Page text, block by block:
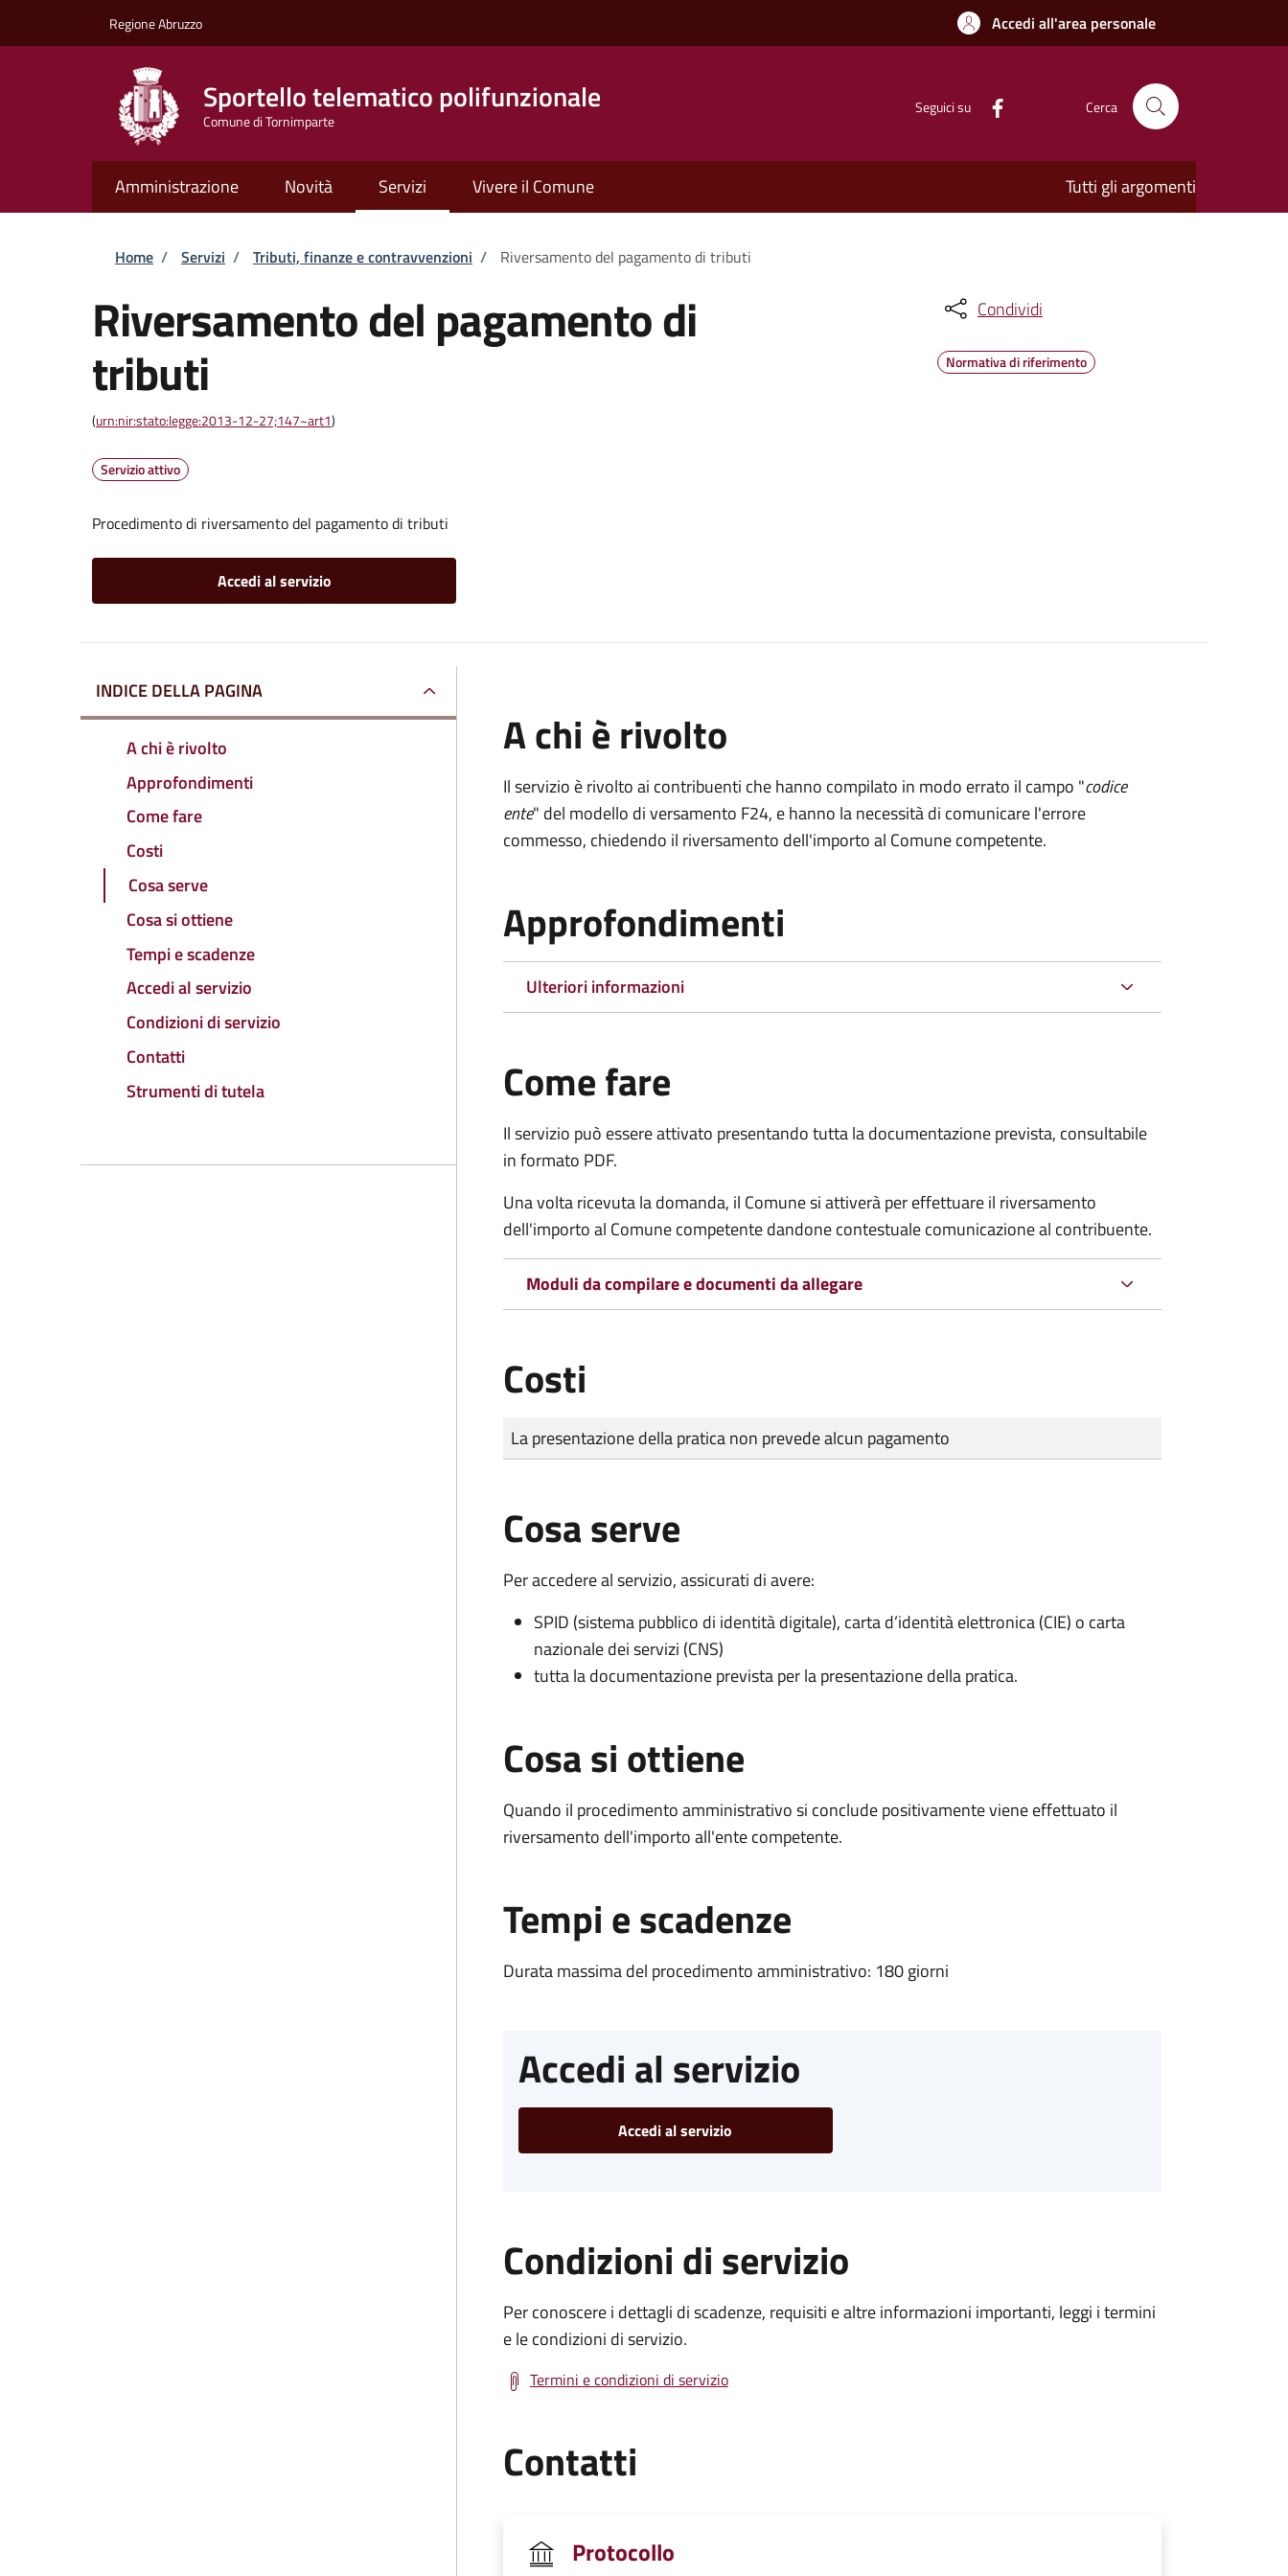
Regione Abruzzo Accedi all'area personale
Sportello telematico polifunzionale
Comune di Tornimparte
Seguici su Cerca
Amministrazione Novità Servizi Vivere il Comune Tutti gli argomenti
Briciole di pane
Home / Servizi / Tributi, finanze e contravvenzioni / Riversamento del pagamento di tributi
Riversamento del pagamento di
tributi
(urn:nir:stato:legge:2013-12-27;147~art1)
Servizio attivo
Procedimento di riversamento del pagamento di tributi
Accedi al servizio
Condividi
Normativa di riferimento
INDICE DELLA PAGINA
A chi è rivolto
Approfondimenti
Come fare
Costi
Cosa serve
Cosa si ottiene
Tempi e scadenze
Accedi al servizio
Condizioni di servizio
Contatti
Strumenti di tutela
A chi è rivolto
Il servizio è rivolto ai contribuenti che hanno compilato in modo errato il campo "codice
ente" del modello di versamento F24, e hanno la necessità di comunicare l'errore
commesso, chiedendo il riversamento dell'importo al Comune competente.
Approfondimenti
Ulteriori informazioni
Come fare
Il servizio può essere attivato presentando tutta la documentazione prevista, consultabile
in formato PDF.
Una volta ricevuta la domanda, il Comune si attiverà per effettuare il riversamento
dell'importo al Comune competente dandone contestuale comunicazione al contribuente.
Moduli da compilare e documenti da allegare
Costi
Tipo di pagamento
Importo
La presentazione della pratica non prevede alcun pagamento
Cosa serve
Per accedere al servizio, assicurati di avere:
SPID (sistema pubblico di identità digitale), carta d’identità elettronica (CIE) o carta
nazionale dei servizi (CNS)
tutta la documentazione prevista per la presentazione della pratica.
Cosa si ottiene
Quando il procedimento amministrativo si conclude positivamente viene effettuato il
riversamento dell'importo all'ente competente.
Tempi e scadenze
Durata massima del procedimento amministrativo: 180 giorni
Accedi al servizio
Accedi al servizio
Condizioni di servizio
Per conoscere i dettagli di scadenze, requisiti e altre informazioni importanti, leggi i termini
e le condizioni di servizio.
Termini e condizioni di servizio
Contatti
Protocollo